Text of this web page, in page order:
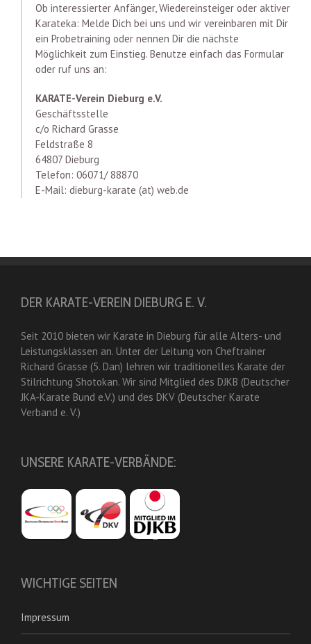
Ob interessierter Anfänger, Wiedereinsteiger oder aktiver
Karateka: Melde Dich bei uns und wir vereinbaren mit Dir
ein Probetraining oder nennen Dir die nächste
Möglichkeit zum Einstieg. Benutze einfach das Formular
oder ruf uns an:
KARATE-Verein Dieburg e.V.
Geschäftsstelle
c/o Richard Grasse
Feldstraße 8
64807 Dieburg
Telefon: 06071/ 88870
E-Mail: dieburg-karate (at) web.de
DER KARATE-VEREIN DIEBURG E. V.
Seit 2010 bieten wir Karate in Dieburg für alle Alters- und
Leistungsklassen an. Unter der Leitung von Cheftrainer
Richard Grasse (5. Dan) lehren wir traditionelles Karate der
Stilrichtung Shotokan. Wir sind Mitglied des DJKB (Deutscher
JKA-Karate Bund e.V.) und des DKV (Deutscher Karate
Verband e. V.)
UNSERE KARATE-VERBÄNDE:
WICHTIGE SEITEN
Impressum